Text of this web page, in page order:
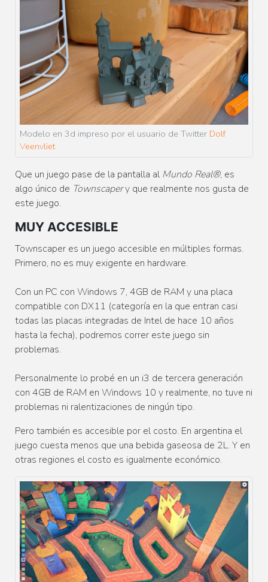
Modelo en 3d impreso por el usuario de Twitter Dolf
Veenvliet
Que un juego pase de la pantalla al Mundo Real®, es
algo único de Townscapery que realmente nos gusta de
este juego.
MUY ACCESIBLE
Townscaper es un juego accesible en múltiples formas.
Primero, no es muy exigente en hardware.
Con un PC con Windows 7, 4GB de RAM y una placa
compatible con DX11 (categoría en la que entran casi
todas las placas integradas de Intel de hace 10 años
hasta la fecha), podremos correr este juego sin
problemas.
Personalmente lo probé en un i3 de tercera generación
con 4GB de RAM en Windows 10 y realmente, no tuve ni
problemas ni ralentizaciones de ningún tipo.
Pero también es accesible por el costo. En argentina el
juego cuesta menos que una bebida gaseosa de 2L. Y en
otras regiones el costo es igualmente económico.